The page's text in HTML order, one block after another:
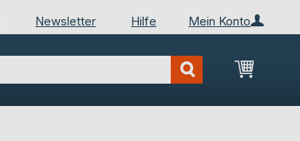
Mein Konto
Newsletter Hilfe
Mein